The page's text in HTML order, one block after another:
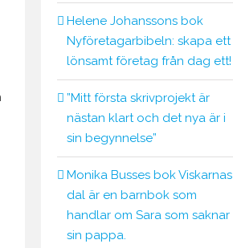
Helene Johanssons bok
Nyföretagarbibeln: skapa ett
lönsamt företag från dag ett!
”Mitt första skrivprojekt är
nästan klart och det nya är i
sin begynnelse”
Monika Busses bok Viskarnas
dal är en barnbok som
handlar om Sara som saknar
sin pappa.